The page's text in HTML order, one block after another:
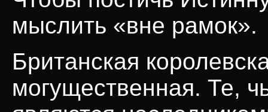
мыслить «вне рамок».
Британская
могущественная. Те,